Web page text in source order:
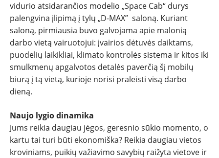
vidurio atsidarančios modelio „Space Cab“ durys
palengvina įlipimą į tylų „D-MAX” saloną. Kuriant
saloną, pirmiausia buvo galvojama apie malonią
darbo vietą vairuotojui: įvairios dėtuvės daiktams,
puodelių laikikliai, klimato kontrolės sistema ir kitos iki
smulkmenų apgalvotos detalės paverčią šį mobilų
biurą į tą vietą, kurioje norisi praleisti visą darbo
dieną.
Naujo lygio dinamika
Jums reikia daugiau jėgos, geresnio sūkio momento, o
kartu tai turi būti ekonomiška? Reikia daugiau vietos
kroviniams, puikių važiavimo savybių raižyta vietove ir